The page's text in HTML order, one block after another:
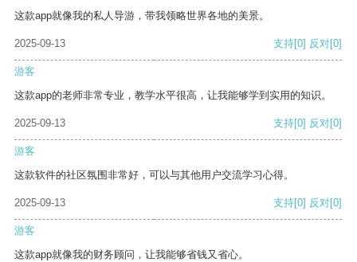
这款app就像我的私人导游，带我领略世界各地的美景。
2025-09-13 支持[0] 反对[0]
游客
这款app的老师非常专业，教学水平很高，让我能够学到实用的知识。
2025-09-13 支持[0] 反对[0]
游客
这款软件的社区氛围非常好，可以与其他用户交流学习心得。
2025-09-13 支持[0] 反对[0]
游客
这款app就像我的财务顾问，让我能够省钱又省心。